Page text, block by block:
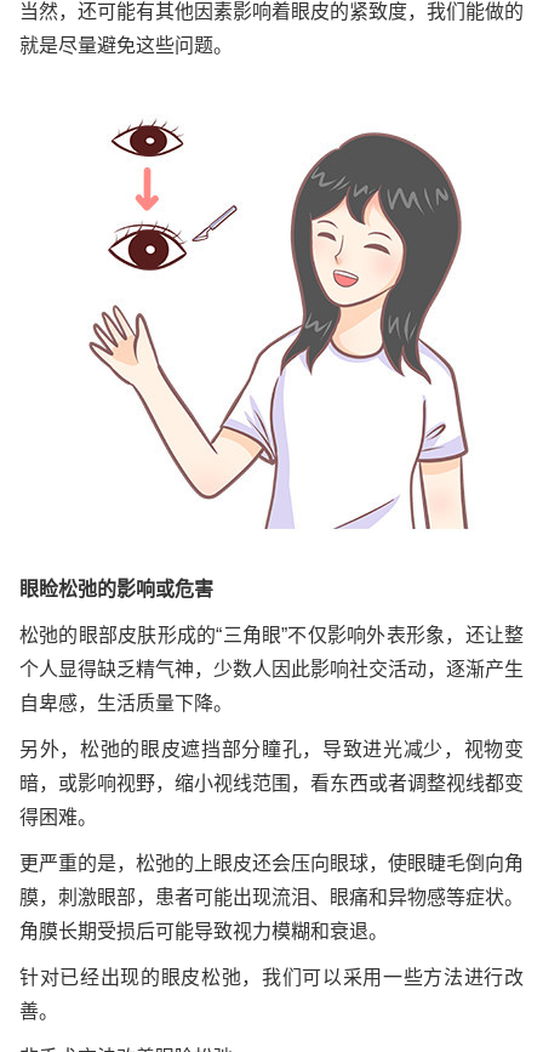
当然，还可能有其他因素影响着眼皮的紧致度，我们能做的
就是尽量避免这些问题。
眼睑松弛的影响或危害
松弛的眼部皮肤形成的“三角眼”不仅影响外表形象，还让整
个人显得缺乏精气神，少数人因此影响社交活动，逐渐产生
自卑感，生活质量下降。
另外，松弛的眼皮遮挡部分瞳孔，导致进光减少，视物变
暗，或影响视野，缩小视线范围，看东西或者调整视线都变
得困难。
更严重的是，松弛的上眼皮还会压向眼球，使眼睫毛倒向角
膜，刺激眼部，患者可能出现流泪、眼痛和异物感等症状。
角膜长期受损后可能导致视力模糊和衰退。
针对已经出现的眼皮松弛，我们可以采用一些方法进行改
善。